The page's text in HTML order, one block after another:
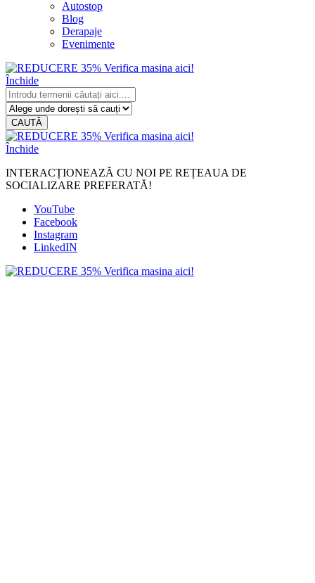
Autostop
Blog
Derapaje
Evenimente
Închide
CAUTĂ
Închide
INTERACȚIONEAZĂ CU NOI PE REȚEAUA DE
SOCIALIZARE PREFERATĂ!
YouTube
Facebook
Instagram
LinkedIN